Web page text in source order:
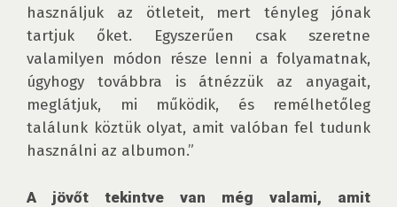
használjuk az ötleteit, mert tényleg jónak
tartjuk őket. Egyszerűen csak szeretne
valamilyen módon része lenni a folyamatnak,
úgyhogy továbbra is átnézzük az anyagait,
meglátjuk, mi működik, és remélhetőleg
találunk köztük olyat, amit valóban fel tudunk
használni az albumon.”
A jövőt tekintve van még valami, amit